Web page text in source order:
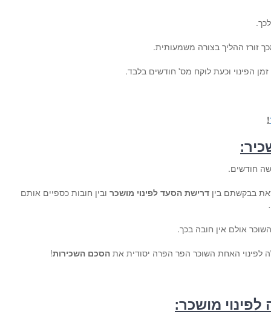
זורז ההליך בצורה משמעותית.
הפינוי וכעת לוקח מס' חודשים בלבד.
!
חודשים.
בבקשתם בין דרישת הסעד לפינוי מושכר ובין חובות כספיים אותם
אולם אין חובה בכך.
לפינוי האחת השוכר הפר הפרה יסודית את הסכם השכירות!
מושכר: